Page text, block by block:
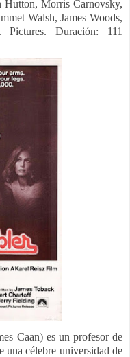
Hutton, Morris Carnovsky,
Walsh, James Woods,
Pictures. Duración: 111
Caan) es un profesor de
una célebre universidad de